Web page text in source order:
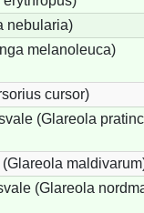
nebularia)
melanoleuca)
cursor)
(Glareola
(Glareola